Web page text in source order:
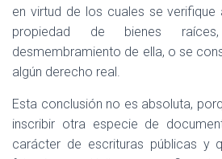
en virtud de los cuales se verifique
propiedad de bienes
desmembramiento de ella, o se
algún derecho real.
Esta conclusión no es absoluta,
inscribir otra especie de
carácter de escrituras públicas y